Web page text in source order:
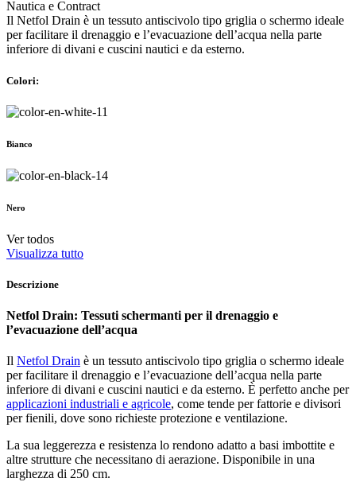
Nautica e Contract
Il Netfol Drain è un tessuto antiscivolo tipo griglia o schermo ideale
per facilitare il drenaggio e l’evacuazione dell’acqua nella parte
inferiore di divani e cuscini nautici e da esterno.
Colori:
Bianco
Nero
Ver todos
Visualizza tutto
Descrizione
Netfol Drain: Tessuti schermanti per il drenaggio e
l’evacuazione dell’acqua
Il Netfol Drain è un tessuto antiscivolo tipo griglia o schermo ideale
per facilitare il drenaggio e l’evacuazione dell’acqua nella parte
inferiore di divani e cuscini nautici e da esterno. È perfetto anche per
applicazioni industriali e agricole, come tende per fattorie e divisori
per fienili, dove sono richieste protezione e ventilazione.
La sua leggerezza e resistenza lo rendono adatto a basi imbottite e
altre strutture che necessitano di aerazione. Disponibile in una
larghezza di 250 cm.